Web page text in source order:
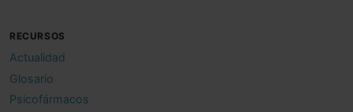
RECURSOS
Actualidad
Glosario
Psicofármacos